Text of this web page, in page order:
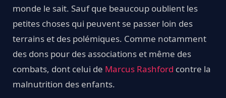
monde le sait. Sauf que beaucoup oublient les
petites choses qui peuvent se passer loin des
terrains et des polémiques. Comme notamment
des dons pour des associations et même des
combats, dont celui de Marcus Rashford contre la
malnutrition des enfants.